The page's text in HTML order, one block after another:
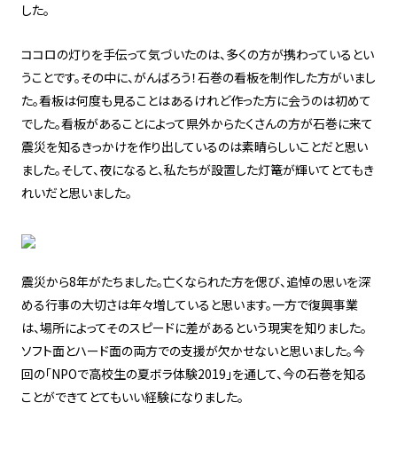
した。
ココロの灯りを手伝って気づいたのは、多くの方が携わっているとい
うことです。その中に、がんばろう！石巻の看板を制作した方がいまし
た。看板は何度も見ることはあるけれど作った方に会うのは初めて
でした。看板があることによって県外からたくさんの方が石巻に来て
震災を知るきっかけを作り出しているのは素晴らしいことだと思い
ました。そして、夜になると、私たちが設置した灯篭が輝いてとてもき
れいだと思いました。
震災から8年がたちました。亡くなられた方を偲び、追悼の思いを深
める行事の大切さは年々増していると思います。一方で復興事業
は、場所によってそのスピードに差があるという現実を知りました。
ソフト面とハード面の両方での支援が欠かせないと思いました。今
回の「NPOで高校生の夏ボラ体験2019」を通して、今の石巻を知る
ことができてとてもいい経験になりました。